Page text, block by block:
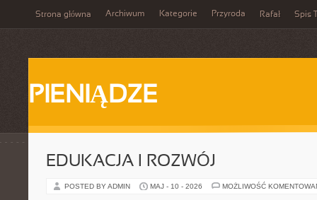
Strona główna Archiwum Kategorie Przyroda Rafał Spis
PIENIĄDZE
EDUKACJA I ROZWÓJ
POSTED BY ADMIN MAJ - 10 - 2026 MOŻLIWOŚĆ